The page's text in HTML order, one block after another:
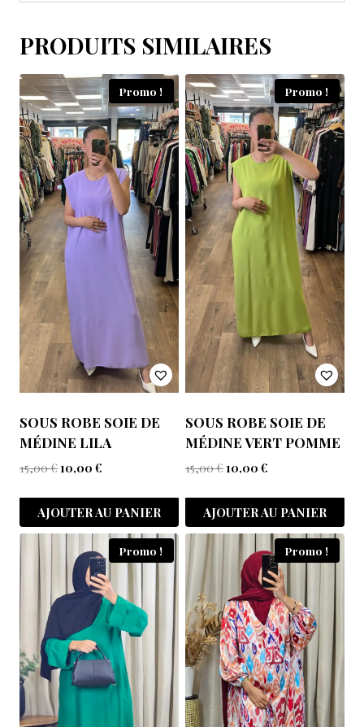
PRODUITS SIMILAIRES
Promo !
SOUS ROBE SOIE DE
MÉDINE LILA
15,00€10,00 €
AJOUTER AU PANIER
Promo !
SOUS ROBE SOIE DE
MÉDINE VERT POMME
15,00€10,00 €
AJOUTER AU PANIER
Promo ! Promo !